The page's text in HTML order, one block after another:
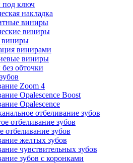
ключ
накладка
виниры
виниры
винирами
виниры
обточки
Zoom 4
Opalescence Boost
Opalescence
отбеливание зубов
отбеливание зубов
отбеливание зубов
желтых зубов
чувствительных зубов
зубов с коронками